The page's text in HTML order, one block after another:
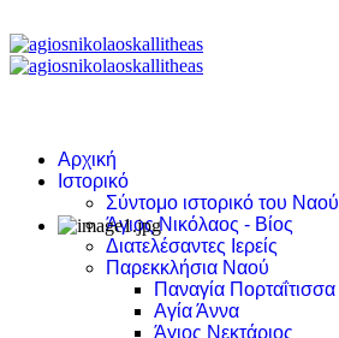
Αρχική
Ιστορικό
Σύντομο ιστορικό του Ναού
Άγιος Νικόλαος - Βίος
Διατελέσαντες Ιερείς
Παρεκκλήσια Ναού
Παναγία Πορταΐτισσα
Αγία Άννα
Άγιος Νεκτάριος